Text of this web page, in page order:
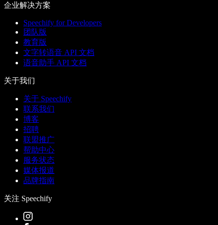
企业解决方案
Speechify for Developers
团队版
教育版
文字转语音 API 文档
语音助手 API 文档
关于我们
关于 Speechify
联系我们
博客
招聘
联盟推广
帮助中心
服务状态
媒体报道
品牌指南
关注 Speechify